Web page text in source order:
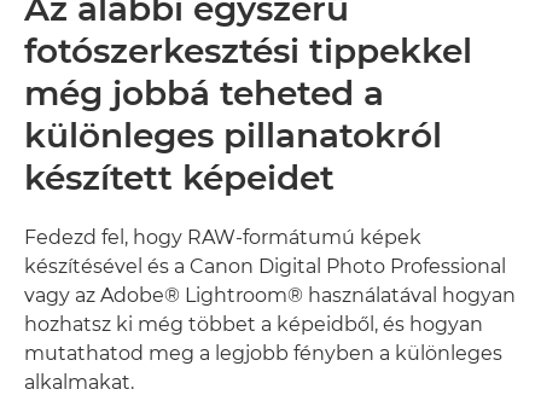
Az alábbi egyszerű
fotószerkesztési tippekkel
még jobbá teheted a
különleges pillanatokról
készített képeidet
Fedezd fel, hogy RAW-formátumú képek
készítésével és a Canon Digital Photo Professional
vagy az Adobe® Lightroom® használatával hogyan
hozhatsz ki még többet a képeidből, és hogyan
mutathatod meg a legjobb fényben a különleges
alkalmakat.